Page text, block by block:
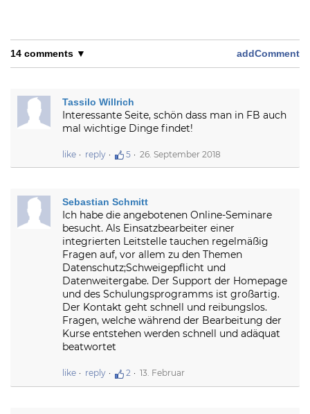
addComment
14 comments ▼
Tassilo Willrich
Interessante Seite, schön dass man in FB auch
mal wichtige Dinge findet!
like reply 5 26. September 2018
Sebastian Schmitt
Ich habe die angebotenen Online-Seminare
besucht. Als Einsatzbearbeiter einer
integrierten Leitstelle tauchen regelmäßig
Fragen auf, vor allem zu den Themen
Datenschutz;Schweigepflicht und
Datenweitergabe. Der Support der Homepage
und des Schulungsprogramms ist großartig.
Der Kontakt geht schnell und reibungslos.
Fragen, welche während der Bearbeitung der
Kurse entstehen werden schnell und adäquat
beatwortet
like reply 2 13. Februar